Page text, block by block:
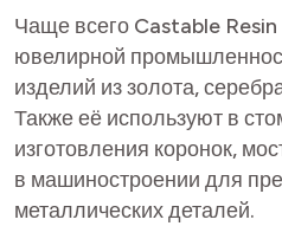
Чаще всего Castable Resin
ювелирной
изделий из золота,
Также её используют в
изготовления коронок,
в машиностроении для
металлических деталей.